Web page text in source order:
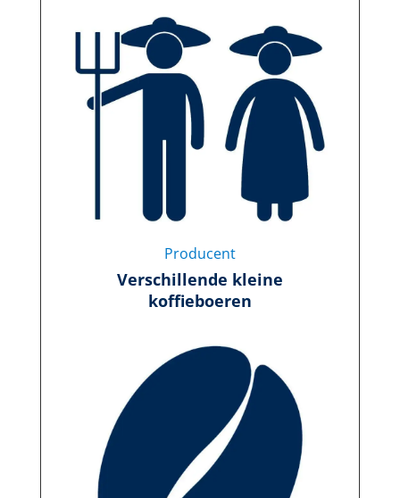
Producent
Verschillende kleine
koffieboeren